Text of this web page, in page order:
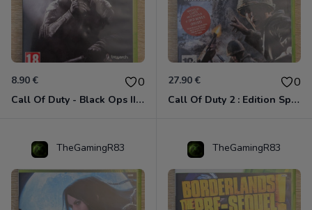
8.90 € 0
Call Of Duty - Black Ops II Xbox 360
27.90 € 0
Call Of Duty 2 : Edition Spéciale Xbox 360 GOTY
TheGamingR83 TheGamingR83